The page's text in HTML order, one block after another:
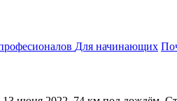
Для начинающих